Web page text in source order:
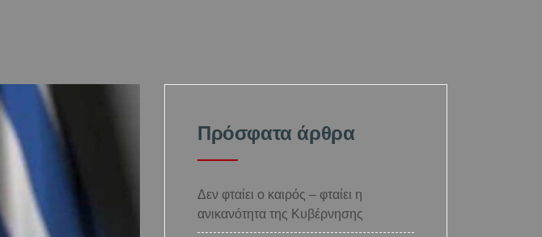
Πρόσφατα άρθρα
Δεν φταίει ο καιρός – φταίει η
ανικανότητα της Κυβέρνησης